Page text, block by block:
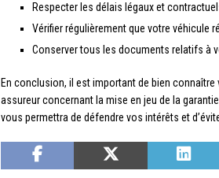
Respecter les délais légaux et
Vérifier régulièrement que votre véhicule
Conserver tous les documents relatifs à
En conclusion, il est important de bien
assureur concernant la mise en jeu de la
vous permettra de défendre vos intérêts et